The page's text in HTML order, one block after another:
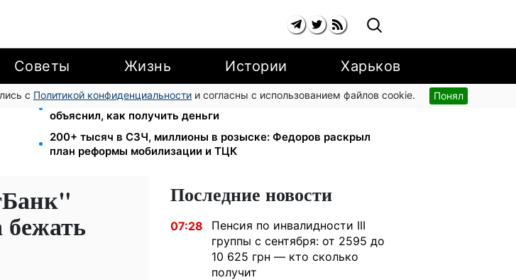
Советы Жизнь Истории Харьков
с Политикой конфиденциальности и согласны с использованием файлов cookie. Понял
8 451 грн вместо пакета малыша: Пенсионный фонд
объяснил, как получить деньги
200+ тысяч в СЗЧ, миллионы в розыске: Федоров раскрыл
план реформы мобилизации и ТЦК
Последние новости
07:28
Пенсия по инвалидности III
группы с сентября: от 2595 до
10 625 грн — кто сколько
получит